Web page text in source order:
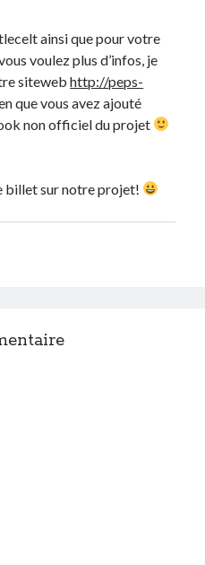
ainsi que pour votre
voulez plus d’infos, je
sitewebhttp://peps-
que vous avez ajouté
non officiel du projet
billet sur notre projet!